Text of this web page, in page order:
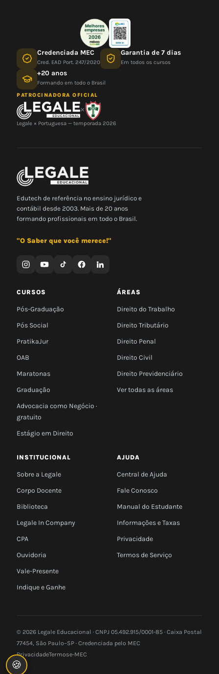
Credenciada MEC
Cred. EAD Port. 247/2020
Garantia de 7 dias
Em todos os cursos
+20 anos
Formando em todo o Brasil
PATROCINADORA OFICIAL
×
Legale × Portuguesa — temporada 2026
Edutech de referência no ensino jurídico e
contábil desde 2003. Mais de 20 anos
formando profissionais em todo o Brasil.
"O Saber que você merece!"
CURSOS
Pós-Graduação
Pós Social
PratikaJur
OAB
Maratonas
Graduação
Advocacia como Negócio ·
gratuito
Estágio em Direito
ÁREAS
Direito do Trabalho
Direito Tributário
Direito Penal
Direito Civil
Direito Previdenciário
Ver todas as áreas
INSTITUCIONAL
Sobre a Legale
Corpo Docente
Biblioteca
Legale In Company
CPA
Ouvidoria
Vale-Presente
Indique e Ganhe
AJUDA
Central de Ajuda
Fale Conosco
Manual do Estudante
Informações e Taxas
Privacidade
Termos de Serviço
© 2026 Legale Educacional · CNPJ 05.492.915/0001-85 · Caixa Postal
77454, São Paulo–SP · Credenciada pelo MEC
PrivacidadeTermose-MEC
🍪